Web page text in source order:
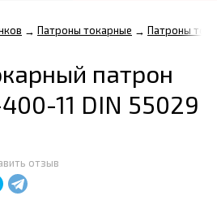
→ Патроны токарные → Патроны
патрон
11 DIN 55029
отзыв